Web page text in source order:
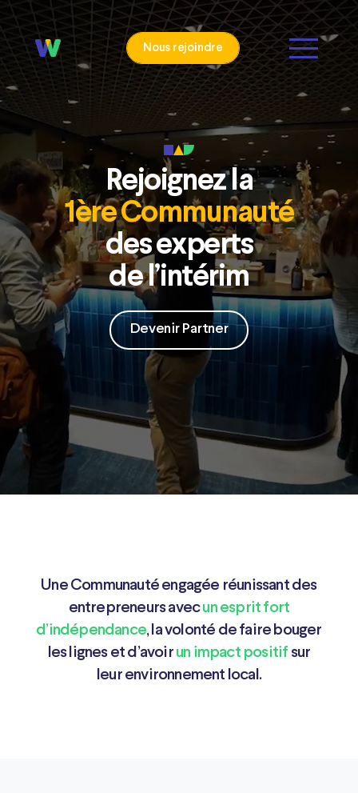
Nous rejoindre
Rejoignez la
1ère Communauté
des experts
de l’intérim
Devenir Partner
Une Communauté engagée réunissant des
entrepreneurs avecun esprit fort
d’indépendance, la volonté de faire bouger
les lignes et d’avoir un impact positif sur
leur environnement local.